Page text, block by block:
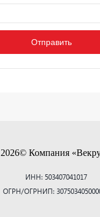
2026© Компания
ИНН: 503407041017
ОГРН/ОГРНИП: